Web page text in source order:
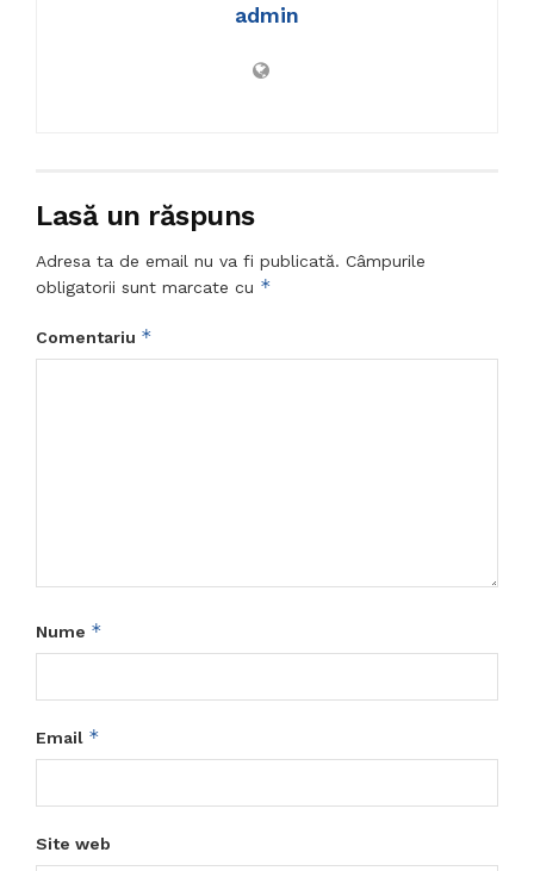
admin
Lasă un răspuns
Adresa ta de email nu va fi publicată. Câmpurile
obligatorii sunt marcate cu *
Comentariu *
Nume *
Email *
Site web